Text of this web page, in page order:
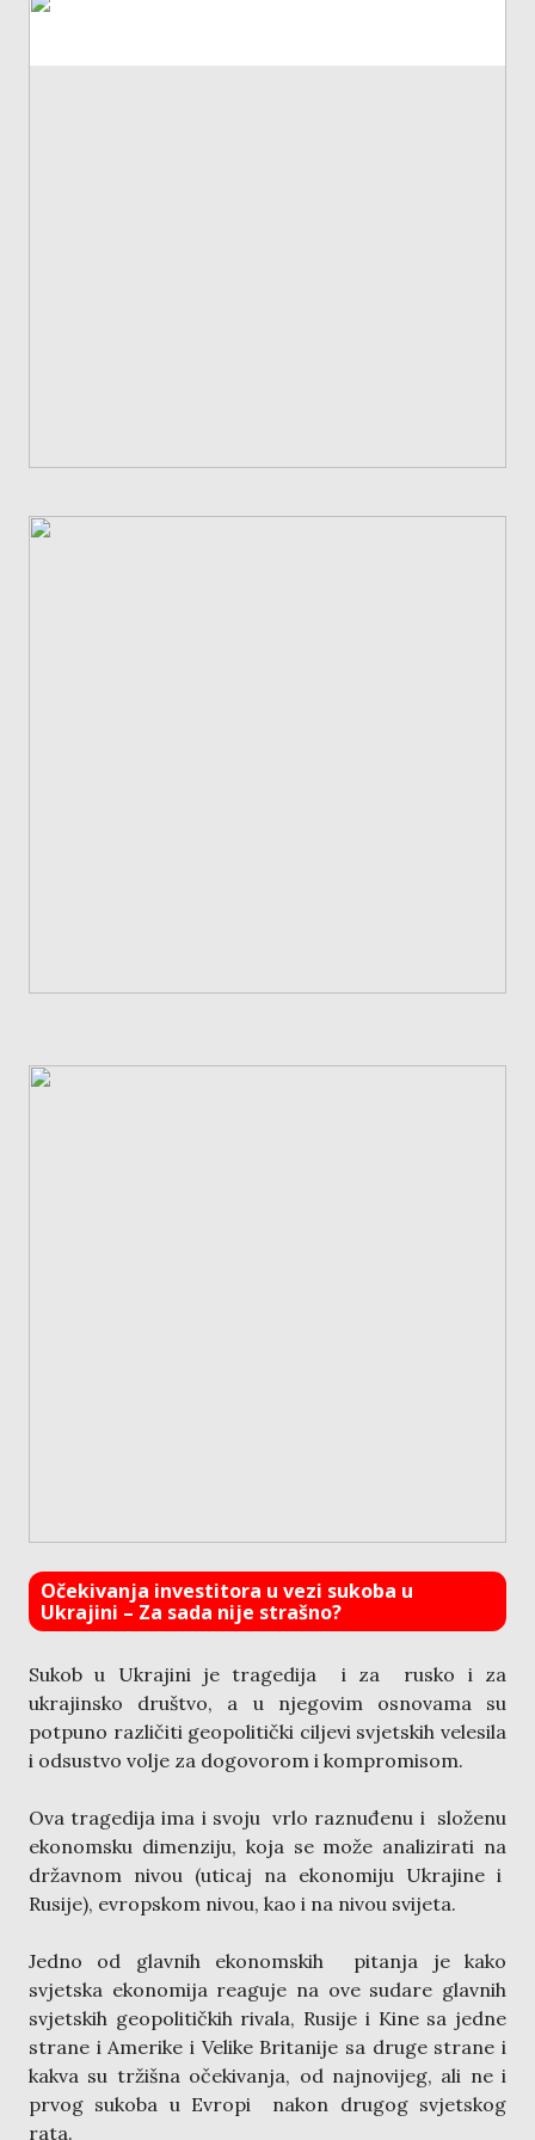
Očekivanja investitora u vezi sukoba u
Ukrajini – Za sada nije strašno?
Sukob u Ukrajini je tragedija i za rusko i za
ukrajinsko društvo, a u njegovim osnovama su
potpuno različiti geopolitički ciljevi svjetskih velesila
i odsustvo volje za dogovorom i kompromisom.
Ova tragedija ima i svoju vrlo raznuđenu i složenu
ekonomsku dimenziju, koja se može analizirati na
državnom nivou (uticaj na ekonomiju Ukrajine i
Rusije), evropskom nivou, kao i na nivou svijeta.
Jedno od glavnih ekonomskih pitanja je kako
svjetska ekonomija reaguje na ove sudare glavnih
svjetskih geopolitičkih rivala, Rusije i Kine sa jedne
strane i Amerike i Velike Britanije sa druge strane i
kakva su tržišna očekivanja, od najnovijeg, ali ne i
prvog sukoba u Evropi nakon drugog svjetskog
rata.